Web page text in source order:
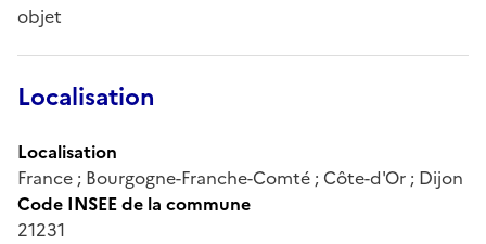
objet
Localisation
Localisation
France ; Bourgogne-Franche-Comté ; Côte-d'Or ; Dijon
Code INSEE de la commune
21231